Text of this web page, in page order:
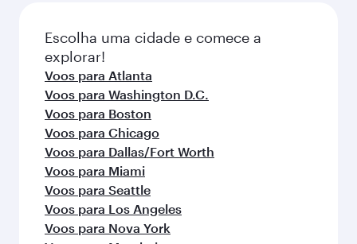
Escolha uma cidade e comece a
explorar!
Voos para Atlanta
Voos para Washington D.C.
Voos para Boston
Voos para Chicago
Voos para Dallas/Fort Worth
Voos para Miami
Voos para Seattle
Voos para Los Angeles
Voos para Nova York